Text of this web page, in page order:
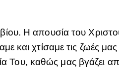
βίου. Η απουσία του
και χτίσαμε τις ζωές
Του, καθώς μας βγάζει